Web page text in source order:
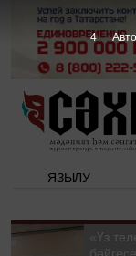
ЯЗЫЛУ
«Үз
3